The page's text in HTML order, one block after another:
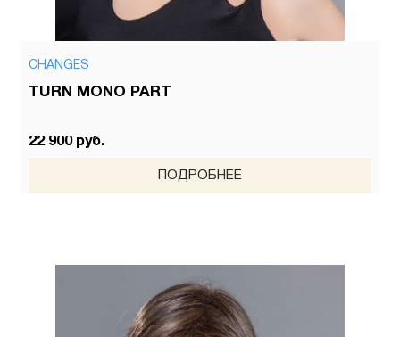
CHANGES
TURN MONO PART
22 900 руб.
ПОДРОБНЕЕ